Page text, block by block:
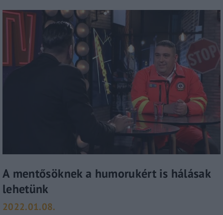
A mentősöknek a humorukért is hálásak
lehetünk
2022.01.08.